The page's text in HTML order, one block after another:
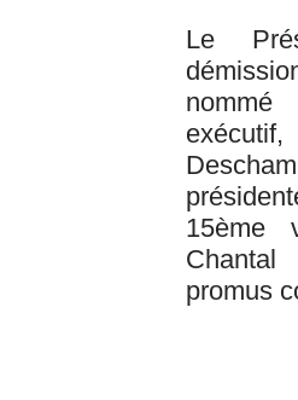
Le
15ème
Chantal
promus